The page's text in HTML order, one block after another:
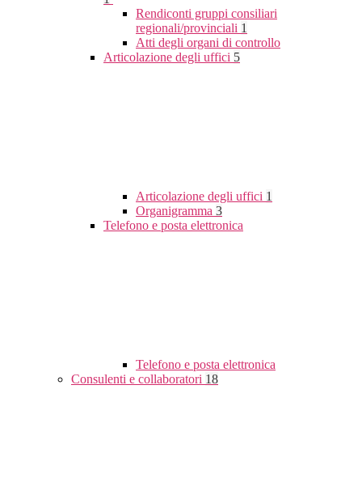
Rendiconti gruppi consiliari
regionali/provinciali 1
Atti degli organi di controllo
Articolazione degli uffici 5
Articolazione degli uffici 1
Organigramma 3
Telefono e posta elettronica
Telefono e posta elettronica
Consulenti e collaboratori 18